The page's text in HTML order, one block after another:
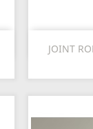
JOINT